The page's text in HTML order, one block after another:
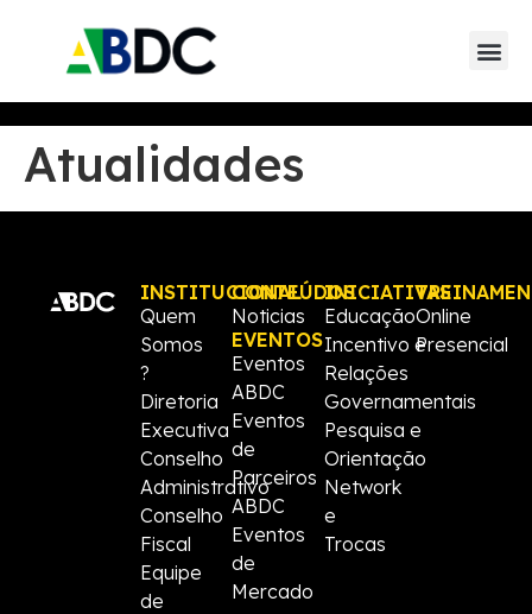
Atualidades
INSTITUCIONAL
Quem
Somos
?
Diretoria
Executiva
Conselho
Administrativo
Conselho
Fiscal
Equipe
de
CONTEÚDOS
Noticias
EVENTOS
Eventos
ABDC
Eventos
de
Parceiros
ABDC
Eventos
de
Mercado
INICIATIVAS
Educação
Incentivo e
Relações
Governamentais
Pesquisa e
Orientação
Network
e
Trocas
Online
Presencial